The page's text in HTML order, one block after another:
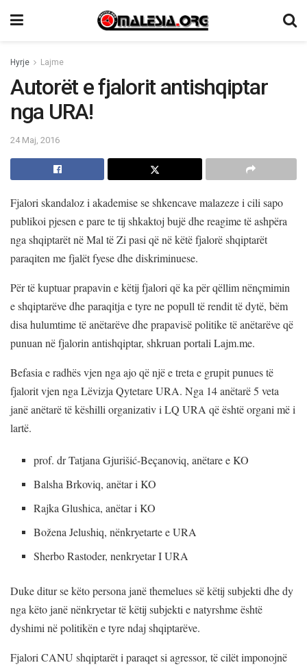
Hyrje Lajme
Autorët e fjalorit antishqiptar
nga URA!
24 Maj, 2016
Fjalori skandaloz i akademise se shkencave malazeze i cili sapo
publikoi pjesen e pare te tij shkaktoj bujë dhe reagime të ashpëra
nga shqiptarët në Mal të Zi pasi që në këtë fjalorë shqiptarët
paraqiten me fjalët fyese dhe diskriminuese.
Për të kuptuar prapavin e këtij fjalori që ka për qëllim nënçmimin
e shqiptarëve dhe paraqitja e tyre ne popull të rendit të dytë, bëm
disa hulumtime të anëtarëve dhe prapavisë politike të anëtarëve që
punuan në fjalorin antishqiptar, shkruan portali Lajm.me.
Befasia e radhës vjen nga ajo që një e treta e grupit punues të
fjalorit vjen nga Lëvizja Qytetare URA. Nga 14 anëtarë 5 veta
janë anëtarë të këshilli organizativ i LQ URA që është organi më i
lartë.
prof. dr Tatjana Gjurišić-Beçanoviq, anëtare e KO
Balsha Brkoviq, anëtar i KO
Rajka Glushica, anëtar i KO
Božena Jelushiq, nënkryetarte e URA
Sherbo Rastoder, nenkryetar I URA
Duke ditur se këto persona janë themelues së këtij subjekti dhe dy
nga këto janë nënkryetar të këtij subjekti e natyrshme është
dyshimi në politikën e tyre ndaj shqiptarëve.
Fjalori CANU shqiptarët i paraqet si agressor, të cilët imponojnë